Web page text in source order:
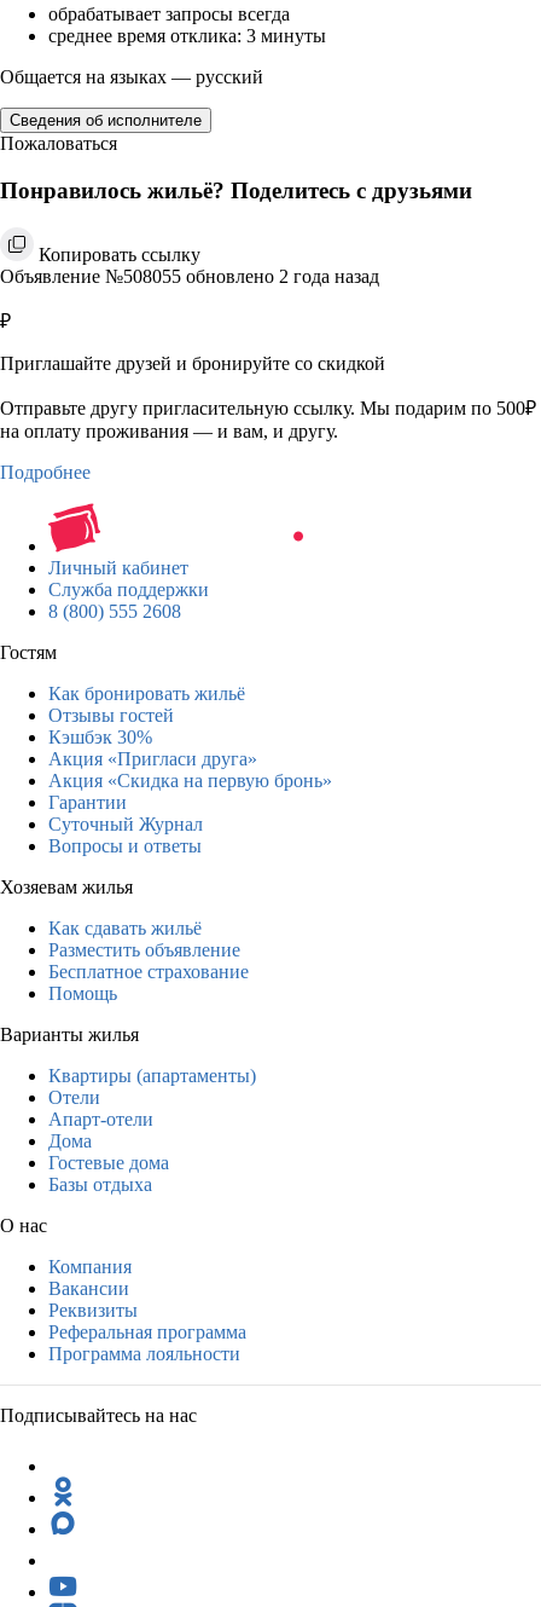
обрабатывает запросы всегда
среднее время отклика: 3 минуты
Общается на языках — русский
Сведения об исполнителе
Пожаловаться
Понравилось жильё? Поделитесь с друзьями
Копировать ссылку
Объявление №508055 обновлено 2 года назад
₽
Приглашайте друзей и бронируйте со скидкой
Отправьте другу пригласительную ссылку. Мы подарим по 500₽
на оплату проживания — и вам, и другу.
Подробнее
Личный кабинет
Служба поддержки
8 (800) 555 2608
Гостям
Как бронировать жильё
Отзывы гостей
Кэшбэк 30%
Акция «Пригласи друга»
Акция «Скидка на первую бронь»
Гарантии
Суточный Журнал
Вопросы и ответы
Хозяевам жилья
Как сдавать жильё
Разместить объявление
Бесплатное страхование
Помощь
Варианты жилья
Квартиры (апартаменты)
Отели
Апарт-отели
Дома
Гостевые дома
Базы отдыха
О нас
Компания
Вакансии
Реквизиты
Реферальная программа
Программа лояльности
Подписывайтесь на нас